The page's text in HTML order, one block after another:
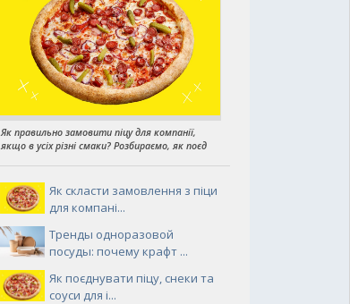
Як правильно замовити піцу для компанії,
якщо в усіх різні смаки? Розбираємо, як поєд
Як скласти замовлення з піци
для компані...
Тренды одноразовой
посуды: почему крафт ...
Як поєднувати піцу, снеки та
соуси для і...